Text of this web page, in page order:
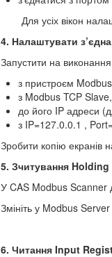
Для усіх вікон
4. Налаштувати
Запустити на
з пристроєм
з Modbus TCP Slave,
до його IP адреси
з IP=127.0.0.1 ,
Зробити копію екранів
5. Зчитування Holding
У CAS Modbus Scanner
Змініть у Modbus Server
6. ЧитанняInput